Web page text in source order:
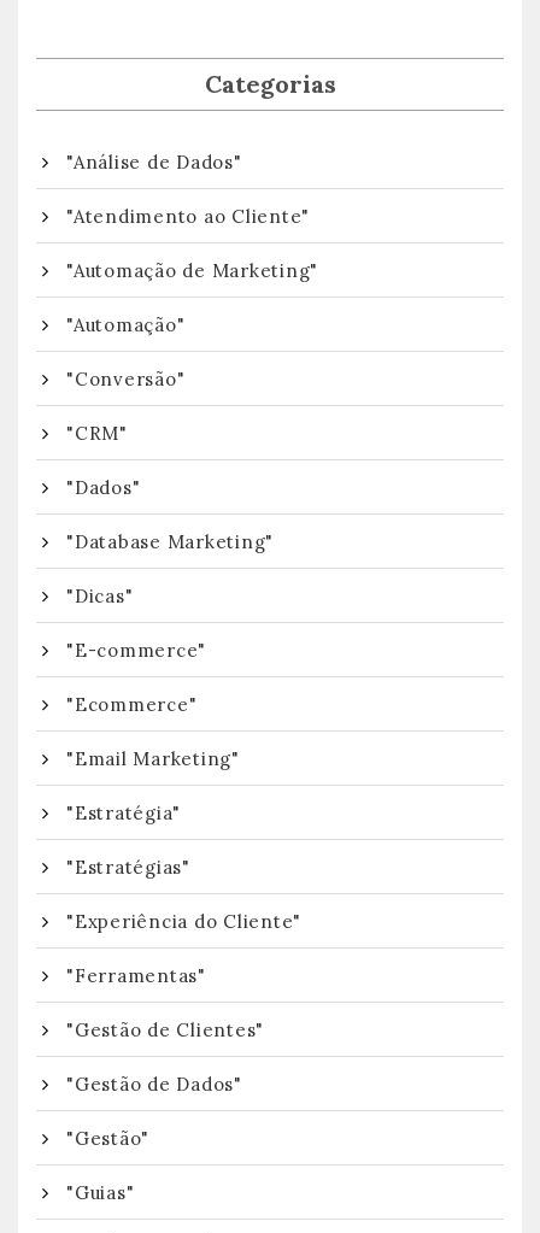
Categorias
"Análise de Dados"
"Atendimento ao Cliente"
"Automação de Marketing"
"Automação"
"Conversão"
"CRM"
"Dados"
"Database Marketing"
"Dicas"
"E-commerce"
"Ecommerce"
"Email Marketing"
"Estratégia"
"Estratégias"
"Experiência do Cliente"
"Ferramentas"
"Gestão de Clientes"
"Gestão de Dados"
"Gestão"
"Guias"